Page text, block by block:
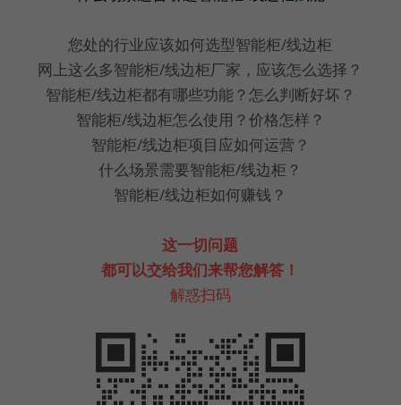
您处的行业应该如何选型智能柜/线边柜
网上这么多智能柜/线边柜厂家，应该怎么选择？
智能柜/线边柜都有哪些功能？怎么判断好坏？
智能柜/线边柜怎么使用？价格怎样？
智能柜/线边柜项目应如何运营？
什么场景需要智能柜/线边柜？
智能柜/线边柜如何赚钱？
这一切问题
都可以交给我们来帮您解答！
解惑扫码